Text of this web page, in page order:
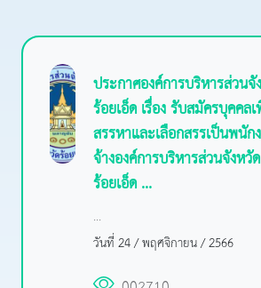
ประกาศองค์การบริหารส่วนจั
ร้อยเอ็ด เรื่อง รับสมัครบุคคล
สรรหาและเลือกสรรเป็นพนัก
จ้างองค์การบริหารส่วนจังหวัด
ร้อยเอ็ด ...
...
วันที่ 24 / พฤศจิกายน / 2566